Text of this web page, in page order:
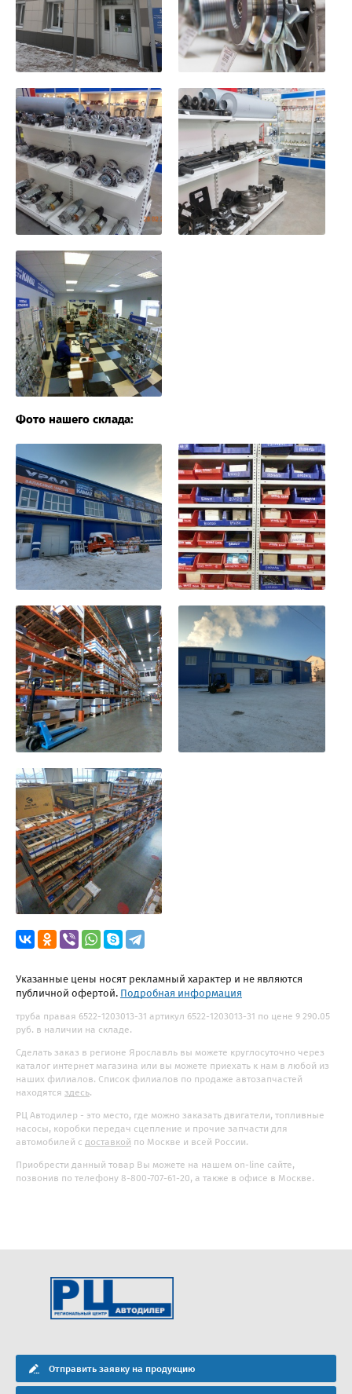
Фото нашего склада:
Указанные цены носят рекламный характер и не являются
публичной офертой. Подробная информация
труба правая 6522-1203013-31 артикул 6522-1203013-31 по цене 9 290.05
руб. в наличии на складе.
Сделать заказ в регионе Ярославль вы можете круглосуточно через
каталог интернет магазина или вы можете приехать к нам в любой из
наших филиалов. Список филиалов по продаже автозапчастей
находятся здесь.
РЦ Автодилер - это место, где можно заказать двигатели, топливные
насосы, коробки передач сцепление и прочие запчасти для
автомобилей с доставкой по Москве и всей России.
Приобрести данный товар Вы можете на нашем on-line сайте,
позвонив по телефону 8-800-707-61-20, а также в офисе в Москве.
Отправить заявку на продукцию